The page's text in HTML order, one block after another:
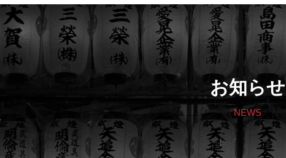
お知らせ
NEWS